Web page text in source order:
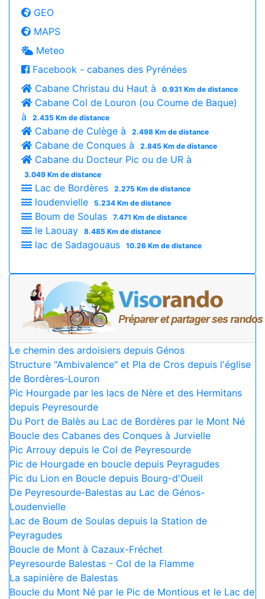
GEO
MAPS
Meteo
Facebook - cabanes des Pyrénées
Cabane Christau du Haut à
0.931 Km de distance
Cabane Col de Louron (ou Coume de Baque)
à
2.435 Km de distance
Cabane de Culège à 2.498 Km de distance
Cabane de Conques à 2.845 Km de distance
Cabane du Docteur Pic ou de UR à
3.049 Km de distance
Lac de Bordères 2.275 Km de distance
loudenvielle 5.234 Km de distance
Boum de Soulas 7.471 Km de distance
le Laouay 8.485 Km de distance
lac de Sadagouaus 10.26 Km de distance
Le chemin des ardoisiers depuis Génos
Structure "Ambivalence" et Pla de Cros depuis l'église
de Bordères-Louron
Pic Hourgade par les lacs de Nère et des Hermitans
depuis Peyresourde
Du Port de Balès au Lac de Bordères par le Mont Né
Boucle des Cabanes des Conques à Jurvielle
Pic Arrouy depuis le Col de Peyresourde
Pic de Hourgade en boucle depuis Peyragudes
Pic du Lion en Boucle depuis Bourg-d'Oueil
De Peyresourde-Balestas au Lac de Génos-
Loudenvielle
Lac de Boum de Soulas depuis la Station de
Peyragudes
Boucle de Mont à Cazaux-Fréchet
Peyresourde Balestas - Col de la Flamme
La sapinière de Balestas
Boucle du Mont Né par le Pic de Montious et le Lac de